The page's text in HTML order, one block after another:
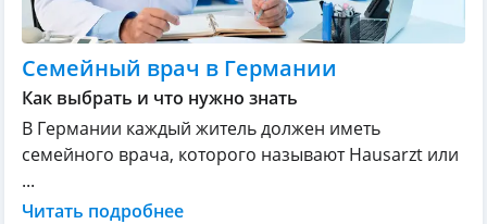
Семейный врач в Германии
Как выбрать и что нужно знать
В Германии каждый житель должен иметь
семейного врача, которого называют Hausarzt или
...
Читать подробнее